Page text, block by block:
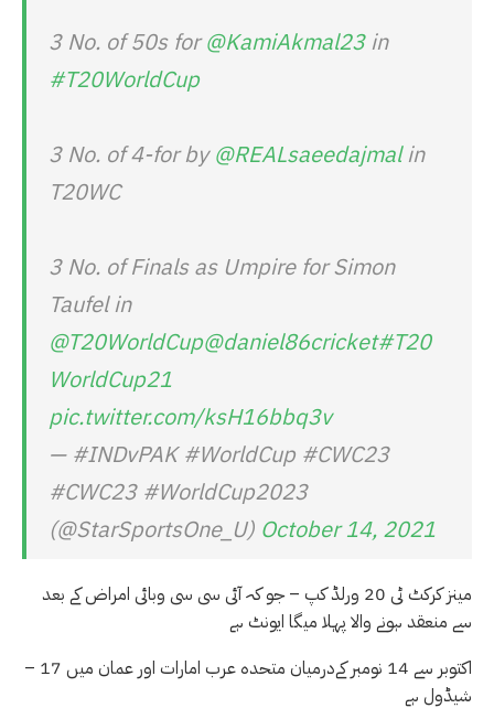
3 No. of 50s for@KamiAkmal23in
#T20WorldCup
3 No. of 4-for by@REALsaeedajmalin
T20WC
3 No. of Finals as Umpire for Simon
Taufel in
@T20WorldCup@daniel86cricket#T20
WorldCup21
pic.twitter.com/ksH16bbq3v
— #INDvPAK #WorldCup #CWC23
#CWC23 #WorldCup2023
(@StarSportsOne_U) October 14, 2021
مینز کرکٹ ٹی 20 ورلڈ کپ – جو کہ آئی سی سی وبائی امراض کے بعد
سے منعقد ہونے والا پہلا میگا ایونٹ ہے
– 17 اکتوبر سے 14 نومبر کےدرمیان متحدہ عرب امارات اور عمان میں
شیڈول ہے